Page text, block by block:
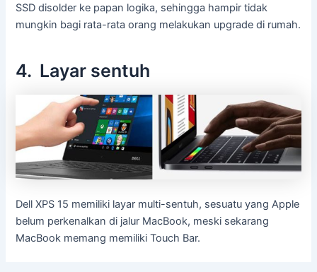
SSD disolder ke papan logika, sehingga hampir tidak
mungkin bagi rata-rata orang melakukan upgrade di rumah.
4. Layar sentuh
Dell XPS 15 memiliki layar multi-sentuh, sesuatu yang Apple
belum perkenalkan di jalur MacBook, meski sekarang
MacBook memang memiliki Touch Bar.